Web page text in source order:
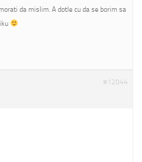
da mislim. A dotle cu da se borim sa
#12044